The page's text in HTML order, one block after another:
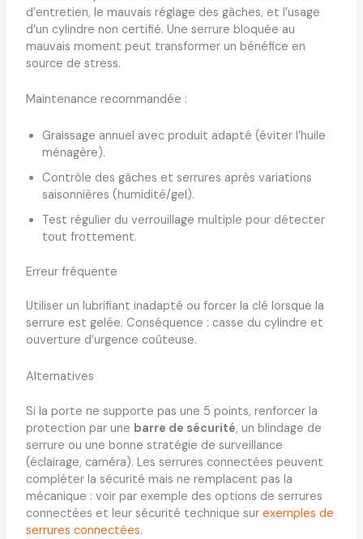
d’entretien, le mauvais réglage des gâches, et l’usage
d’un cylindre non certifié. Une serrure bloquée au
mauvais moment peut transformer un bénéfice en
source de stress.
Maintenance recommandée :
Graissage annuel avec produit adapté (éviter l’huile
ménagère).
Contrôle des gâches et serrures après variations
saisonnières (humidité/gel).
Test régulier du verrouillage multiple pour détecter
tout frottement.
Erreur fréquente
Utiliser un lubrifiant inadapté ou forcer la clé lorsque la
serrure est gelée. Conséquence : casse du cylindre et
ouverture d’urgence coûteuse.
Alternatives
Si la porte ne supporte pas une 5 points, renforcer la
protection par une barre de sécurité, un blindage de
serrure ou une bonne stratégie de surveillance
(éclairage, caméra). Les serrures connectées peuvent
compléter la sécurité mais ne remplacent pas la
mécanique : voir par exemple des options de serrures
connectées et leur sécurité technique sur exemples de
serrures connectées.